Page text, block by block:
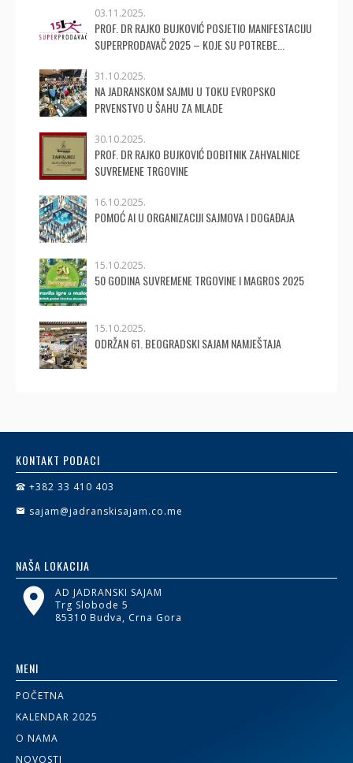
03.11.2025.
PROF. DR RAJKO BUJKOVIĆ POSJETIO MANIFESTACIJU
SUPERPRODAVAČ 2025 – KOJE SU POTREBE...
31.10.2025.
NA JADRANSKOM SAJMU U TOKU EVROPSKO
PRVENSTVO U ŠAHU ZA MLADE
30.10.2025.
PROF. DR RAJKO BUJKOVIĆ DOBITNIK ZAHVALNICE
SUVREMENE TRGOVINE
16.10.2025.
POMOĆ AI U ORGANIZACIJI SAJMOVA I DOGAĐAJA
15.10.2025.
50 GODINA SUVREMENE TRGOVINE I MAGROS 2025
15.10.2025.
ODRŽAN 61. BEOGRADSKI SAJAM NAMJEŠTAJA
KONTAKT PODACI
+382 33 410 403
sajam@jadranskisajam.co.me
NAŠA LOKACIJA
AD JADRANSKI SAJAM
Trg Slobode 5
85310 Budva, Crna Gora
MENI
POČETNA
KALENDAR 2025
O NAMA
NOVOSTI